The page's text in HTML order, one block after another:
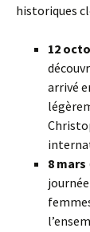
historiques
12
arrivé
8 mars